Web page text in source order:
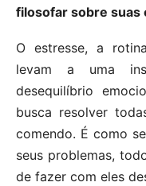
filosofar sobre suas
O estresse, a
levam a uma
desequilíbrio
busca resolver
comendo. É como
seus problemas,
de fazer com eles